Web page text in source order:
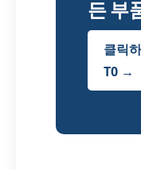
든 부
클릭
T0 →